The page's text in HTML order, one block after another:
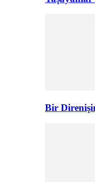
Bir